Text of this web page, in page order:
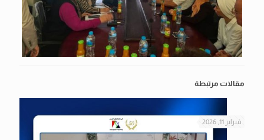
مقالات مرتبطة
فبراير 11, 2026